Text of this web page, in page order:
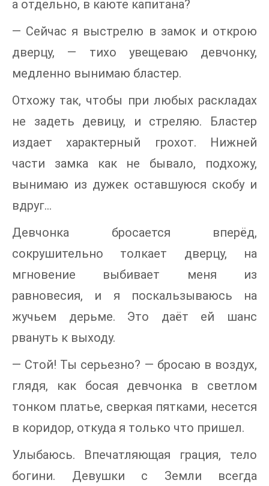
а отдельно, в каюте капитана?
— Сейчас я выстрелю в замок и открою
дверцу, — тихо увещеваю девчонку,
медленно вынимаю бластер.
Отхожу так, чтобы при любых раскладах
не задеть девицу, и стреляю. Бластер
издает характерный грохот. Нижней
части замка как не бывало, подхожу,
вынимаю из дужек оставшуюся скобу и
вдруг…
Девчонка бросается вперёд,
сокрушительно толкает дверцу, на
мгновение выбивает меня из
равновесия, и я поскальзываюсь на
жучьем дерьме. Это даёт ей шанс
рвануть к выходу.
— Стой! Ты серьезно? — бросаю в воздух,
глядя, как босая девчонка в светлом
тонком платье, сверкая пятками, несется
в коридор, откуда я только что пришел.
Улыбаюсь. Впечатляющая грация, тело
богини. Девушки с Земли всегда